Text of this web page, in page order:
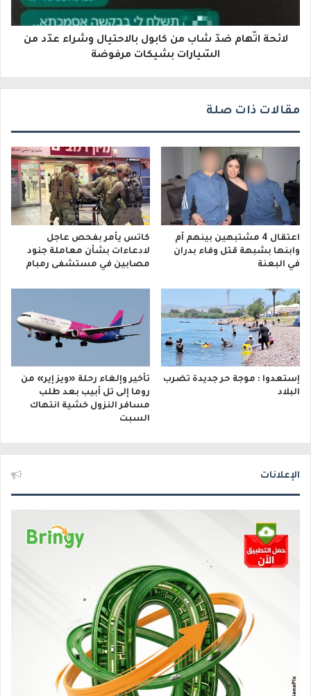
لائحة اتّهام ضدّ شاب من كابول بالاحتيال وشراء عدّد من
السّيارات بشيكات مرفوضة
مقالات ذات صلة
اعتقال 4 مشتبهين بينهم أم
وابنها بشبهة قتل وفاء بدران
في البعنة
كاتس يأمر بفحص عاجل
لادعاءات بشأن معاملة جنود
مصابين في مستشفى رمبام
إستعدوا : موجة حر جديدة تضرب
البلاد
تأخير وإلغاء رحلة «ويز إير» من
روما إلى تل أبيب بعد طلب
مسافر النزول خشية انتهاك
السبت
الإعلانات